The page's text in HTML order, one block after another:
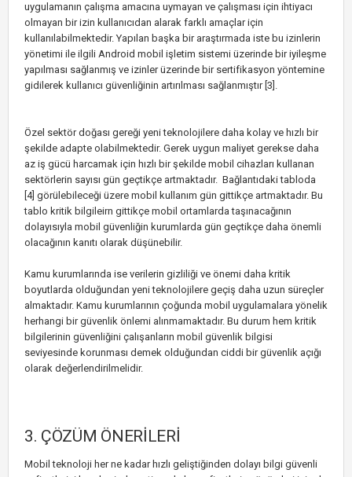
uygulamanın çalışma amacına uymayan ve çalışması için ihtiyacı
olmayan bir izin kullanıcıdan alarak farklı amaçlar için
kullanılabilmektedir. Yapılan başka bir araştırmada iste bu izinlerin
yönetimi ile ilgili Android mobil işletim sistemi üzerinde bir iyileşme
yapılması sağlanmış ve izinler üzerinde bir sertifikasyon yöntemine
gidilerek kullanıcı güvenliğinin artırılması sağlanmıştır [3].
Özel sektör doğası gereği yeni teknolojilere daha kolay ve hızlı bir
şekilde adapte olabilmektedir. Gerek uygun maliyet gerekse daha
az iş gücü harcamak için hızlı bir şekilde mobil cihazları kullanan
sektörlerin sayısı gün geçtikçe artmaktadır. Bağlantıdaki tabloda
[4] görülebileceği üzere mobil kullanım gün gittikçe artmaktadır. Bu
tablo kritik bilgileirn gittikçe mobil ortamlarda taşınacağının
dolayısıyla mobil güvenliğin kurumlarda gün geçtikçe daha önemli
olacağının kanıtı olarak düşünebilir.
Kamu kurumlarında ise verilerin gizliliği ve önemi daha kritik
boyutlarda olduğundan yeni teknolojilere geçiş daha uzun süreçler
almaktadır. Kamu kurumlarının çoğunda mobil uygulamalara yönelik
herhangi bir güvenlik önlemi alınmamaktadır. Bu durum hem kritik
bilgilerinin güvenliğini çalışanların mobil güvenlik bilgisi
seviyesinde korunması demek olduğundan ciddi bir güvenlik açığı
olarak değerlendirilmelidir.
3. ÇÖZÜM ÖNERİLERİ
Mobil teknoloji her ne kadar hızlı geliştiğinden dolayı bilgi güvenli